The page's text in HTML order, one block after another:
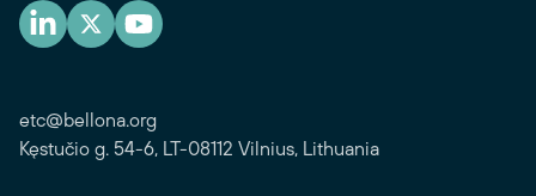
etc@bellona.org
Kęstučio g. 54-6, LT-08112 Vilnius, Lithuania